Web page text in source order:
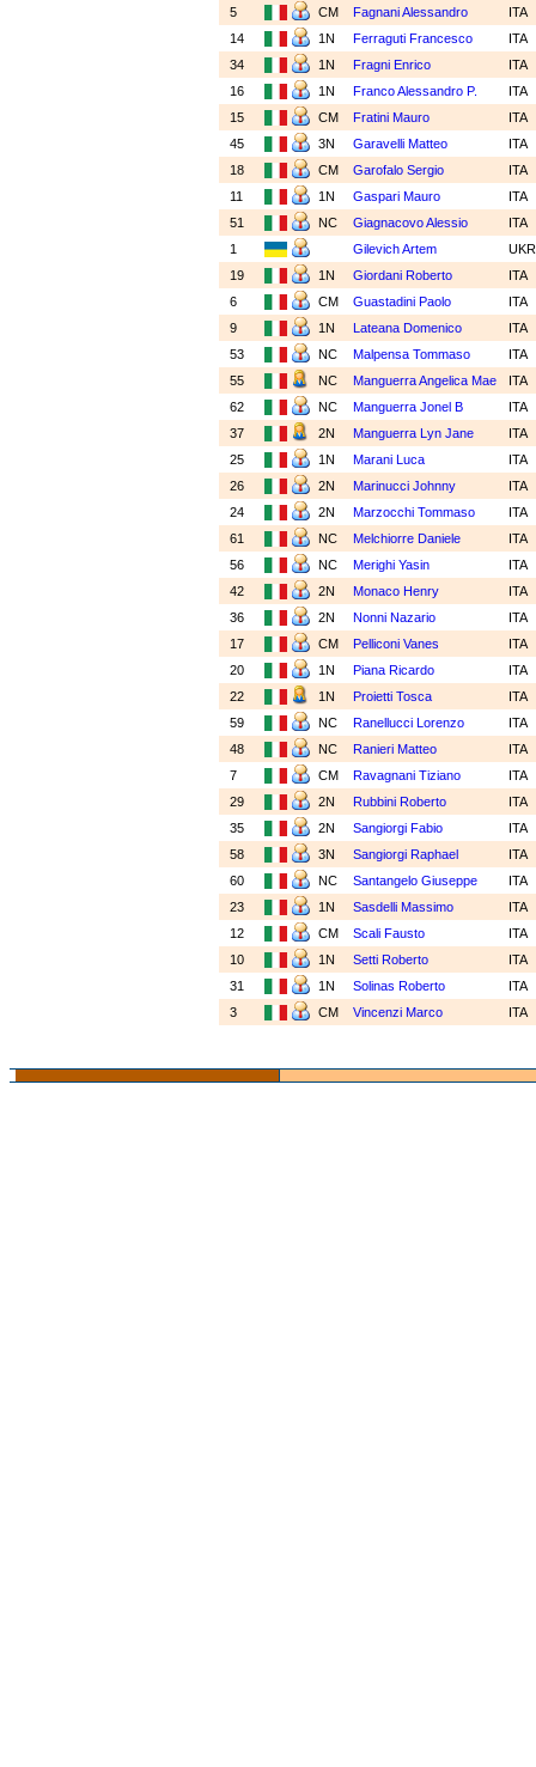
5
CM Fagnani Alessandro
ITA
14
1N Ferraguti Francesco
ITA
34
1N Fragni Enrico
ITA
16
1N Franco Alessandro P.
ITA
15
CM Fratini Mauro
ITA
45
3N Garavelli Matteo
ITA
18
CM Garofalo Sergio
ITA
11
1N Gaspari Mauro
ITA
51
NC Giagnacovo Alessio
ITA
1
Gilevich Artem
19
1N Giordani Roberto
ITA
6
CM Guastadini Paolo
ITA
9
1N Lateana Domenico
ITA
53
NC Malpensa Tommaso
ITA
55
NC Manguerra Angelica Mae
ITA
62
NC Manguerra Jonel B
ITA
37
2N Manguerra Lyn Jane
ITA
25
1N Marani Luca
ITA
26
2N Marinucci Johnny
ITA
24
2N Marzocchi Tommaso
ITA
61
NC Melchiorre Daniele
ITA
56
NC Merighi Yasin
ITA
42
2N Monaco Henry
ITA
36
2N Nonni Nazario
ITA
17
CM Pelliconi Vanes
ITA
20
1N Piana Ricardo
ITA
22
1N Proietti Tosca
ITA
59
NC Ranellucci Lorenzo
ITA
48
NC Ranieri Matteo
ITA
7
CM Ravagnani Tiziano
ITA
29
2N Rubbini Roberto
ITA
35
2N Sangiorgi Fabio
ITA
58
3N Sangiorgi Raphael
ITA
60
NC Santangelo Giuseppe
ITA
23
1N Sasdelli Massimo
ITA
12
CM Scali Fausto
ITA
10
1N Setti Roberto
ITA
31
1N Solinas Roberto
ITA
3
CM Vincenzi Marco ITA